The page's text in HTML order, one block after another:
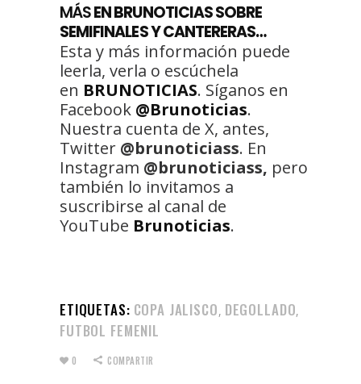
MÁSEN BRUNOTICIAS SOBRE
SEMIFINALES Y CANTERERAS…
Esta y más información puede
leerla, verla o escúchela
en BRUNOTICIAS. Síganos en
Facebook @Brunoticias.
Nuestra cuenta de X, antes,
Twitter @brunoticiass. En
Instagram @brunoticiass, pero
también lo invitamos a
suscribirse al canal de
YouTube Brunoticias.
ETIQUETAS: COPA JALISCO, DEGOLLADO,
FUTBOL FEMENIL
0 COMPARTIR